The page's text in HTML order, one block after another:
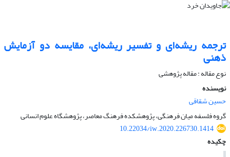
ترجمه ریشه‌ای و تفسیر ریشه‌ای، مقایسه دو آزمایش
ذهنی
نوع مقاله : مقاله پژوهشی
نویسنده
حسین شقاقی
گروه فلسفه میان فرهنگی، پژوهشکده فرهنگ معاصر، پژوهشگاه علوم انسانی
10.22034/iw.2020.226730.1414
چکیده